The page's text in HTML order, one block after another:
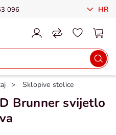
096 HR
Sklopive stolice
Brunner svijetlo